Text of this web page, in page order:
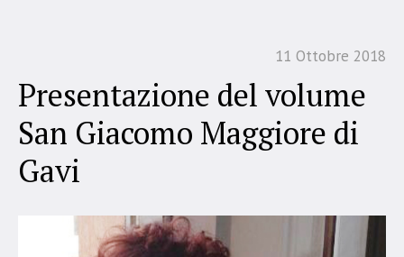
11 Ottobre 2018
Presentazione del volume
San Giacomo Maggiore di
Gavi